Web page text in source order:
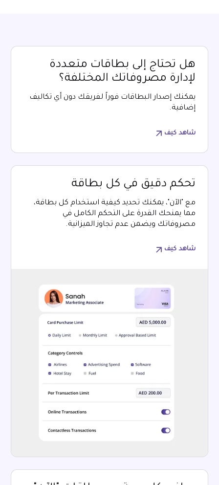
هل تحتاج إلى بطاقات متعددة
لإدارة مصروفاتك المختلفة؟
يمكنك إصدار البطاقات فوراً لفريقك دون أي تكاليف
إضافية.
شاهد كيف
تحكم دقيق في كل بطاقة
مع "الآن"، يمكنك تحديد كيفية استخدام كل بطاقة،
مما يمنحك القدرة على التحكم الكامل في
مصروفاتك ويضمن عدم تجاوز الميزانية.
شاهد كيف